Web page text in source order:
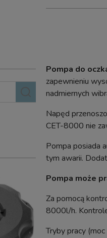
Pompa do
zapewnieniu
nadmiernych
Napęd
CET-8000 nie
Pompa posiada
tym awarii.
Pompa może
Za pomocą
8000l/h.
Tryby pracy